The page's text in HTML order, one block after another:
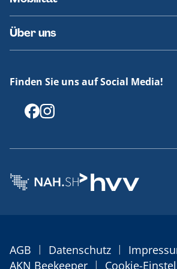
Fundsachen
Häufige Fragen
Barrierefreies Reisen
Erklärung Barrierefreiheit
Über uns
Offenlegungen
Finden Sie uns auf Social Media!
AGB | Datenschutz |
AKN Beekeeper | Cookie-